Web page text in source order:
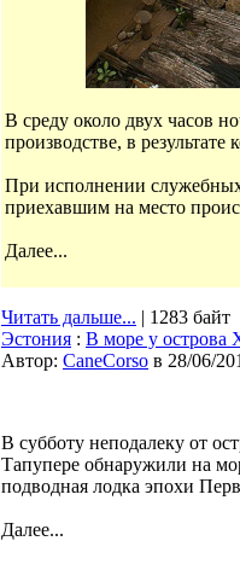
В среду около двух часов
производстве, в
При исполнении
приехавшим на место
Далее...
Читать дальше... | 1283 байт
Эстония : В море у острова
Автор: CaneCorso в 28/06/
В субботу неподалеку от
Тапупере обнаружили на
подводная лодка эпохи
Далее...